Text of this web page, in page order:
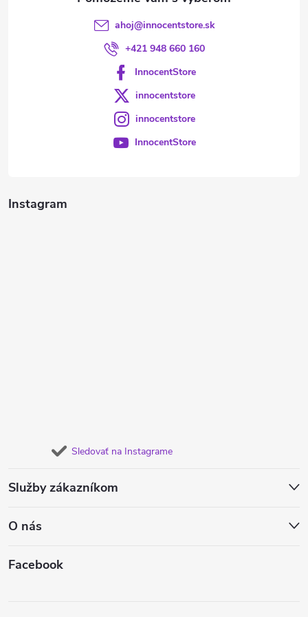
Instagram
Sledovať na Instagrame
Služby zákazníkom
O nás
Facebook
ahoj@innocentstore.sk
+421 948 660 160
InnocentStore
innocentstore
innocentstore
InnocentStore